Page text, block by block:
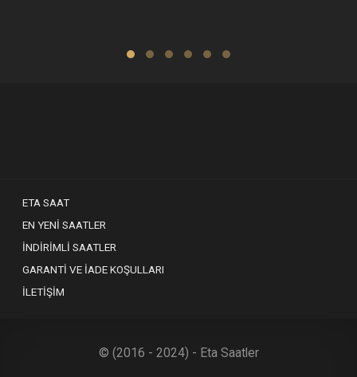
ETA SAAT
EN YENI SAATLER
İNDIRIMLI SAATLER
GARANTI VE İADE KOŞULLARI
İLETIŞIM
© (2016 - 2024) - Eta Saatler